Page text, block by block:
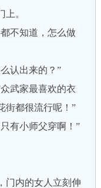
。
不知道，怎么做
认出来的？”
武家最喜欢的衣
街都很流行呢！”
有小师父穿啊！”
内的女人立刻伸